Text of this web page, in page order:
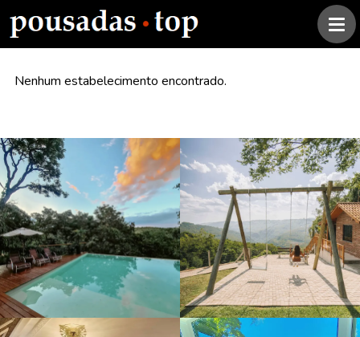
Nenhum estabelecimento encontrado.